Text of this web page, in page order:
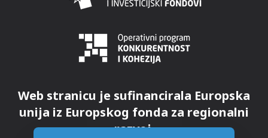
Web stranicu je sufinancirala Europska
unija iz Europskog fonda za regionalni
razvoj.